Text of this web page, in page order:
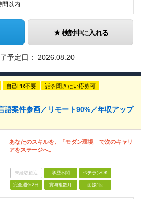
間以内
検討中に入れる
予定日： 2026.08.20
自己PR不要 話を聞きたい応募可
語案件参画／リモート90%／年収アップ
あなたのスキルを、「モダン環境」で次のキャリ
アをステージへ。
未経験歓迎 学歴不問 ベテランOK
完全週休2日 賞与複数月 面接1回